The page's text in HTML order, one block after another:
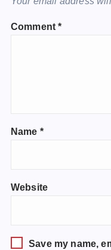
Comment*
Name *
Website
Save my name,